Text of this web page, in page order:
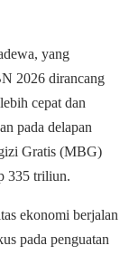
yang
2026 dirancang
cepat dan
pada delapan
Gratis (MBG)
335 triliun.
ekonomi berjalan
pada penguatan